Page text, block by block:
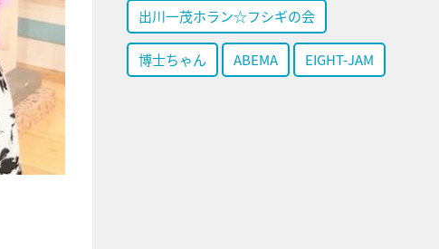
出川一茂ホラン☆フシギの会
博士ちゃん ABEMA EIGHT-JAM